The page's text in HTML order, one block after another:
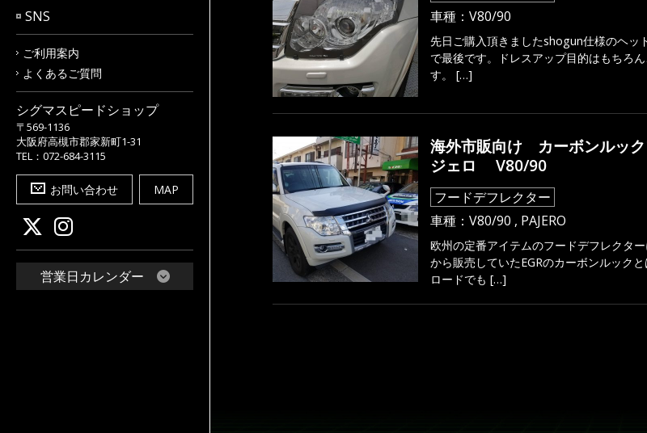
SNS
ご利用案内
よくあるご質問
シグマスピードショップ
〒569-1136
大阪府高槻市郡家新町1-31
TEL：072-684-3115
お問い合わせ MAP
営業日カレンダー
車種： V80/90
先日ご購入頂きましたshogun仕様のヘッ
で最後です。ドレスアップ目的はもちろ
す。 […]
海外市販向け カーボンルッ
ジェロ V80/90
フードデフレクター
車種： V80/90 , PAJERO
欧州の定番アイテムのフードデフレクタ
から販売していたEGRのカーボンルック
ロードでも […]